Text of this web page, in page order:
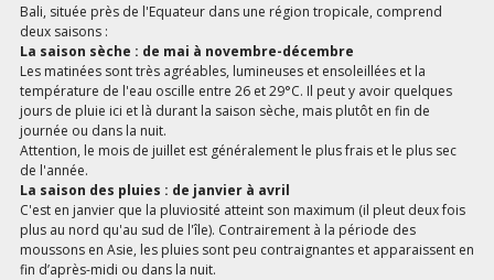
Bali, située près de l'Equateur dans une région tropicale, comprend
deux saisons :
La saison sèche : de mai à novembre-décembre
Les matinées sont très agréables, lumineuses et ensoleillées et la
température de l'eau oscille entre 26 et 29°C. Il peut y avoir quelques
jours de pluie ici et là durant la saison sèche, mais plutôt en fin de
journée ou dans la nuit.
Attention, le mois de juillet est généralement le plus frais et le plus sec
de l'année.
La saison des pluies : de janvier à avril
C'est en janvier que la pluviosité atteint son maximum (il pleut deux fois
plus au nord qu'au sud de l'île). Contrairement à la période des
moussons en Asie, les pluies sont peu contraignantes et apparaissent en
fin d’après-midi ou dans la nuit.